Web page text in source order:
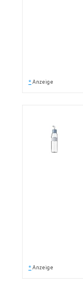
* Anzeige
* Anzeige